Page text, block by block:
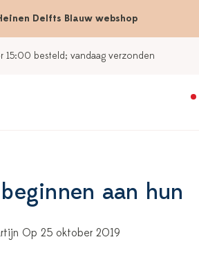
Delfts Blauw webshop
15:00 besteld; vandaag verzonden
aan hun
Op 25 oktober 2019